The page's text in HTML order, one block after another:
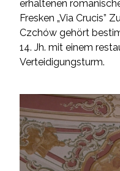
erhaltenen
Fresken „Via Crucis”
Czchów gehört
14. Jh. mit einem
Verteidigungsturm.